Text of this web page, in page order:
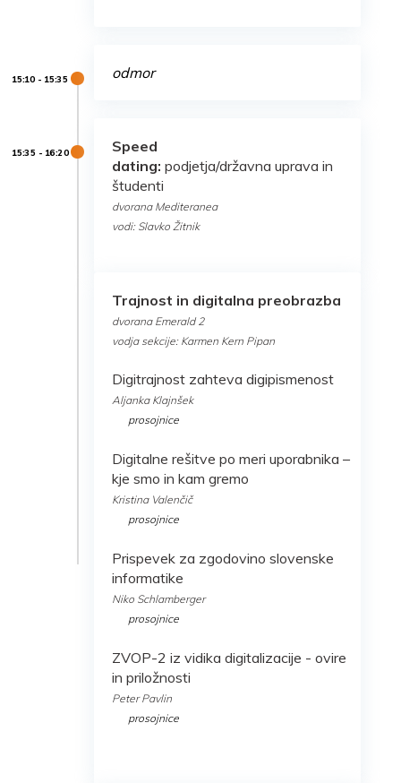
odmor
Speed
dating: podjetja/državna uprava in
študenti
dvorana Mediteranea
vodi: Slavko Žitnik
Trajnost in digitalna preobrazba
dvorana Emerald 2
vodja sekcije: Karmen Kern Pipan
Digitrajnost zahteva digipismenost
Aljanka Klajnšek
prosojnice
Digitalne rešitve po meri uporabnika –
kje smo in kam gremo
Kristina Valenčič
prosojnice
Prispevek za zgodovino slovenske
informatike
Niko Schlamberger
prosojnice
ZVOP-2 iz vidika digitalizacije - ovire
in priložnosti
Peter Pavlin
prosojnice